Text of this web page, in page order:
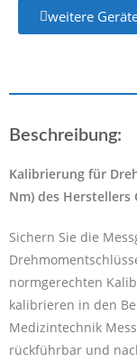
weitere
Beschreibung:
Kalibrierung für
Nm) des Herstellers
Sichern Sie die
normgerechten
kalibrieren in den
Medizintechnik
rückführbar und